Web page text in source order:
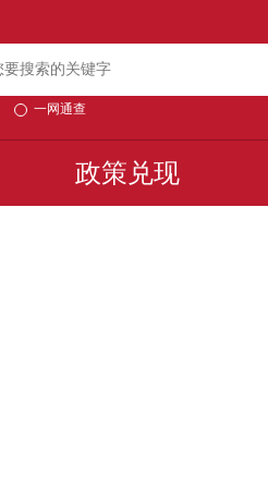
一网通查
政策兑现